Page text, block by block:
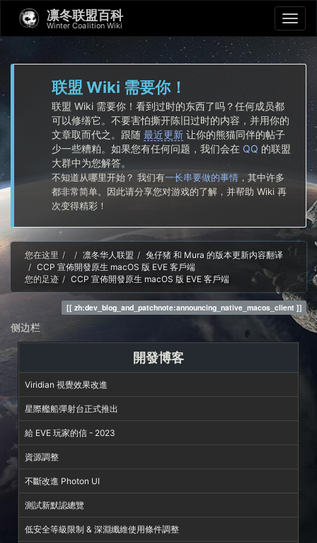
凛冬联盟百科
Winter Coalition Wiki
联盟 Wiki 需要你！
联盟 Wiki 需要你！看到过时的东西了吗？任何成员都
可以修缮它。不要害怕撕开陈旧过时的内容，并用你的
文章取而代之。跟随最近更新 让你的熊猫同伴的帖子
少一些糟粕。如果您有任何问题，我们会在 QQ 的联盟
大群中为您解答。
不知道从哪里开始？ 我们有一长串要做的事情 ，其中许多
都非常简单。因此请分享您对游戏的了解，并帮助 Wiki 再
次变得精彩！
您在这里 Home凛冬华人联盟
兔仔猪 和 Mura 的版本更新内容翻译
CCP 宣佈開發原生 macOS 版 EVE 客戶端
您的足迹
CCP 宣佈開發原生 macOS 版 EVE 客戶端
zh:dev_blog_and_patchnote:announcing_native_macos_client
侧边栏
開發博客
Viridian 視覺效果改進
星際艦船彈射台正式推出
給 EVE 玩家的信 - 2023
資源調整
不斷改進 Photon UI
測試新默認總覽
低安全等級限制 & 深淵纖維使用條件調整